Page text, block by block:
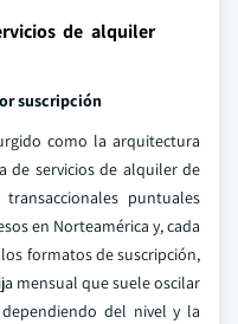
de alquiler
suscripción
como la arquitectura
de servicios de alquiler de
puntuales
en Norteamérica y, cada
formatos de suscripción,
mensual que suele oscilar
del nivel y la